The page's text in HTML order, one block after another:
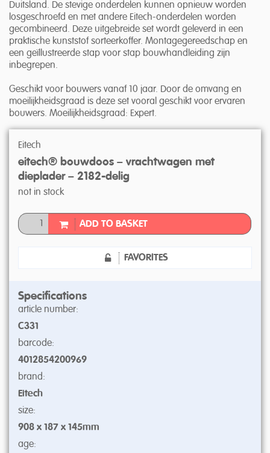
Duitsland. De stevige onderdelen kunnen opnieuw worden
losgeschroefd en met andere Eitech-onderdelen worden
gecombineerd. Deze uitgebreide set wordt geleverd in een
praktische kunststof sorteerkoffer. Montagegereedschap en
een geïllustreerde stap voor stap bouwhandleiding zijn
inbegrepen.
Geschikt voor bouwers vanaf 10 jaar. Door de omvang en
moeilijkheidsgraad is deze set vooral geschikt voor ervaren
bouwers. Moeilijkheidsgraad: Expert.
Eitech
eitech® bouwdoos – vrachtwagen met
dieplader – 2182-delig
not in stock
ADD TO BASKET
FAVORITES
Specifications
article number:
C331
barcode:
4012854200969
brand:
Eitech
size:
908 x 187 x 145mm
age: